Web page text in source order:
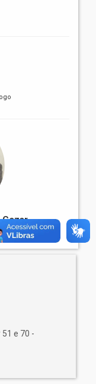
Cezar
51 e 70 -